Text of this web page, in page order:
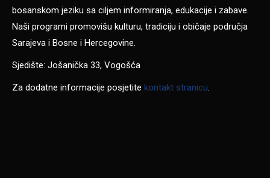
bosanskom jeziku sa ciljem informiranja, edukacije i zabave.
Naši programi promovišu kulturu, tradiciju i običaje područja
Sarajeva i Bosne i Hercegovine.
Sjedište: Jošanička 33, Vogošća
Za dodatne informacije posjetite kontakt stranicu.